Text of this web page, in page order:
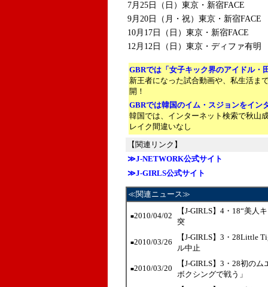
7月25日（日）東京・新宿FACE
9月20日（月・祝）東京・新宿FACE
10月17日（日）東京・新宿FACE
12月12日（日）東京・ディファ有明
GBRでは「女子キック界のアイドル・
新王者になった試合動画や、私生活ま
開！
GBRでは韓国のイム・スジョンをイン
韓国では、インターネット検索で秋山
レイク間違いなし
【関連リンク】
≫J-NETWORK公式サイト
≫J-GIRLS公式サイト
≪関連ニュース≫
■2010/04/02
【J-GIRLS】4・18“美人
突
■2010/03/26
【J-GIRLS】3・28Little
ル中止
■2010/03/20
【J-GIRLS】3・28初の
ボクシングで戦う」